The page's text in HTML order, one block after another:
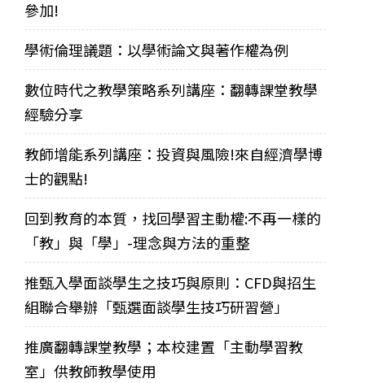
參加!
學術倫理議題：以學術論文與著作權為例
數位時代之教學策略系列講座：翻轉課堂教學
經驗分享
教師增能系列講座：投資與風險!來自經濟學博
士的觀點!
回到教育的本質，找回學習主動權:不再一樣的
「教」與「學」-理念與方法的重整
推甄入學面談學生之技巧與原則：CFD與招生
組聯合舉辦「甄選面談學生技巧研習營」
推廣翻轉課堂教學；本校建置「主動學習教
室」供教師教學使用